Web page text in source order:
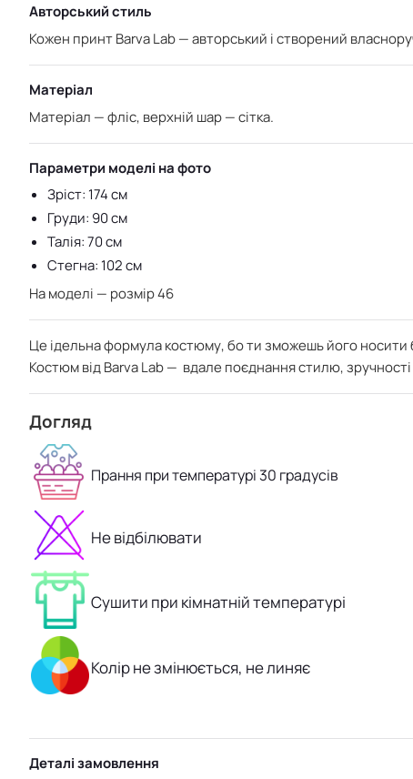
Авторський стиль
Кожен принт Barva Lab — авторський і створений
Матеріал
Матеріал — фліс, верхній шар — сітка.
Параметри моделі на фото
Зріст: 174 см
Груди: 90 см
Талія: 70 см
Стегна: 102 см
На моделі — розмір 46
Це ідельна формула костюму, бо ти зможешь його носити
Костюм від Barva Lab — вдале поєднання стилю,
Догляд
Прання при температурі 30 градусів
Не відбілювати
Сушити при кімнатній температурі
Колір не змінюється, не линяє
Деталі замовлення